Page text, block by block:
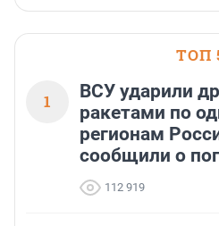
ТОП
1
ВСУ ударили
ракетами по
регионам
сообщили о
112 919